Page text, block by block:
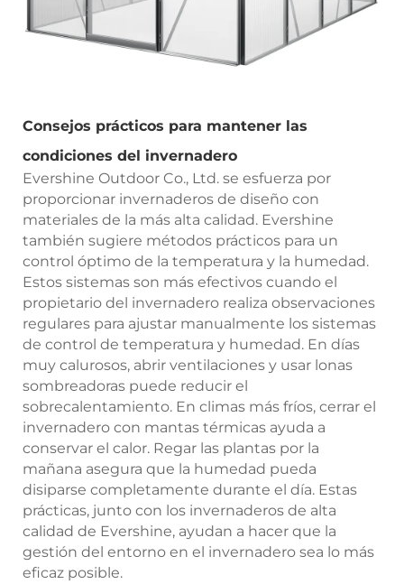
Consejos prácticos para mantener las
condiciones del invernadero
Evershine Outdoor Co., Ltd. se esfuerza por
proporcionar invernaderos de diseño con
materiales de la más alta calidad. Evershine
también sugiere métodos prácticos para un
control óptimo de la temperatura y la humedad.
Estos sistemas son más efectivos cuando el
propietario del invernadero realiza observaciones
regulares para ajustar manualmente los sistemas
de control de temperatura y humedad. En días
muy calurosos, abrir ventilaciones y usar lonas
sombreadoras puede reducir el
sobrecalentamiento. En climas más fríos, cerrar el
invernadero con mantas térmicas ayuda a
conservar el calor. Regar las plantas por la
mañana asegura que la humedad pueda
disiparse completamente durante el día. Estas
prácticas, junto con los invernaderos de alta
calidad de Evershine, ayudan a hacer que la
gestión del entorno en el invernadero sea lo más
eficaz posible.